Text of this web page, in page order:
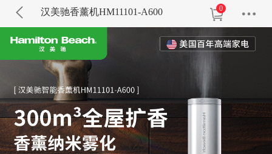
汉美驰香薰机HM11101-A600 0